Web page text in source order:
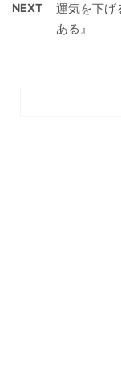
NEXT
運気を下げ
ある』